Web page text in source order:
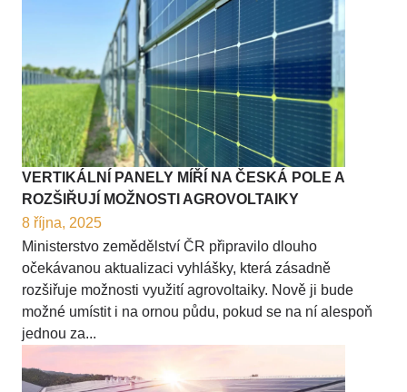
VERTIKÁLNÍ PANELY MÍŘÍ NA ČESKÁ POLE A
ROZŠIŘUJÍ MOŽNOSTI AGROVOLTAIKY
8 října, 2025
Ministerstvo zemědělství ČR připravilo dlouho
očekávanou aktualizaci vyhlášky, která zásadně
rozšiřuje možnosti využití agrovoltaiky. Nově ji bude
možné umístit i na ornou půdu, pokud se na ní alespoň
jednou za...